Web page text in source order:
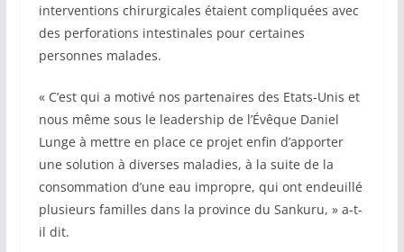
interventions chirurgicales étaient compliquées avec
des perforations intestinales pour certaines
personnes malades.
« C’est qui a motivé nos partenaires des Etats-Unis et
nous même sous le leadership de l’Évêque Daniel
Lunge à mettre en place ce projet enfin d’apporter
une solution à diverses maladies, à la suite de la
consommation d’une eau impropre, qui ont endeuillé
plusieurs familles dans la province du Sankuru, » a-t-
il dit.